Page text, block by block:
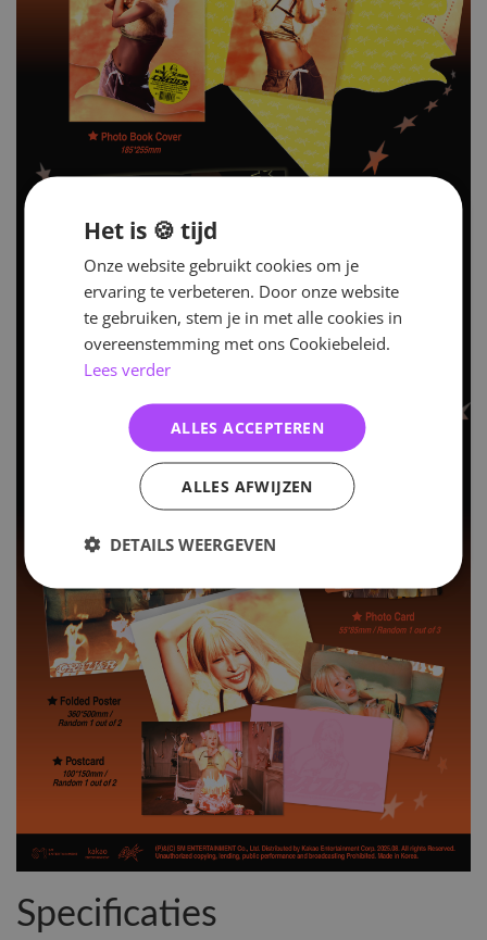
Specificaties
Het is 🍪 tijd
Onze website gebruikt cookies om je
ervaring te verbeteren. Door onze website
te gebruiken, stem je in met alle cookies in
overeenstemming met ons Cookiebeleid.
Lees verder
ALLES ACCEPTEREN
ALLES AFWIJZEN
DETAILS WEERGEVEN